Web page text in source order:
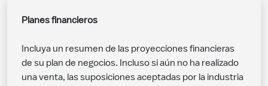
Planes financieros
Incluya un resumen de las proyecciones financieras
de su plan de negocios. Incluso si aún no ha realizado
una venta, las suposiciones aceptadas por la industria